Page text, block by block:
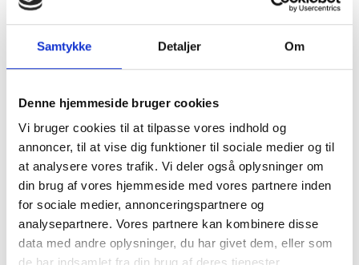
Samtykke Detaljer Om
Denne hjemmeside bruger cookies
Vi bruger cookies til at tilpasse vores indhold og
annoncer, til at vise dig funktioner til sociale medier og til
at analysere vores trafik. Vi deler også oplysninger om
din brug af vores hjemmeside med vores partnere inden
for sociale medier, annonceringspartnere og
analysepartnere. Vores partnere kan kombinere disse
data med andre oplysninger, du har givet dem, eller som
med til at finde løsninger. Formålet er at give dig støtte og
overblik, og ikke at presse dig til noget.
“Jeg deler det her med dig, fordi jeg gerne vil sikre, at vi kan
bidrage, så godt jeg kan.”
Brug en §56 som støtte
Hvis du ofte er fraværende pga. helbred, er det muligt at
nævne §56-aftale.
“Der findes en ordning, som kan gøre det nemmere for både